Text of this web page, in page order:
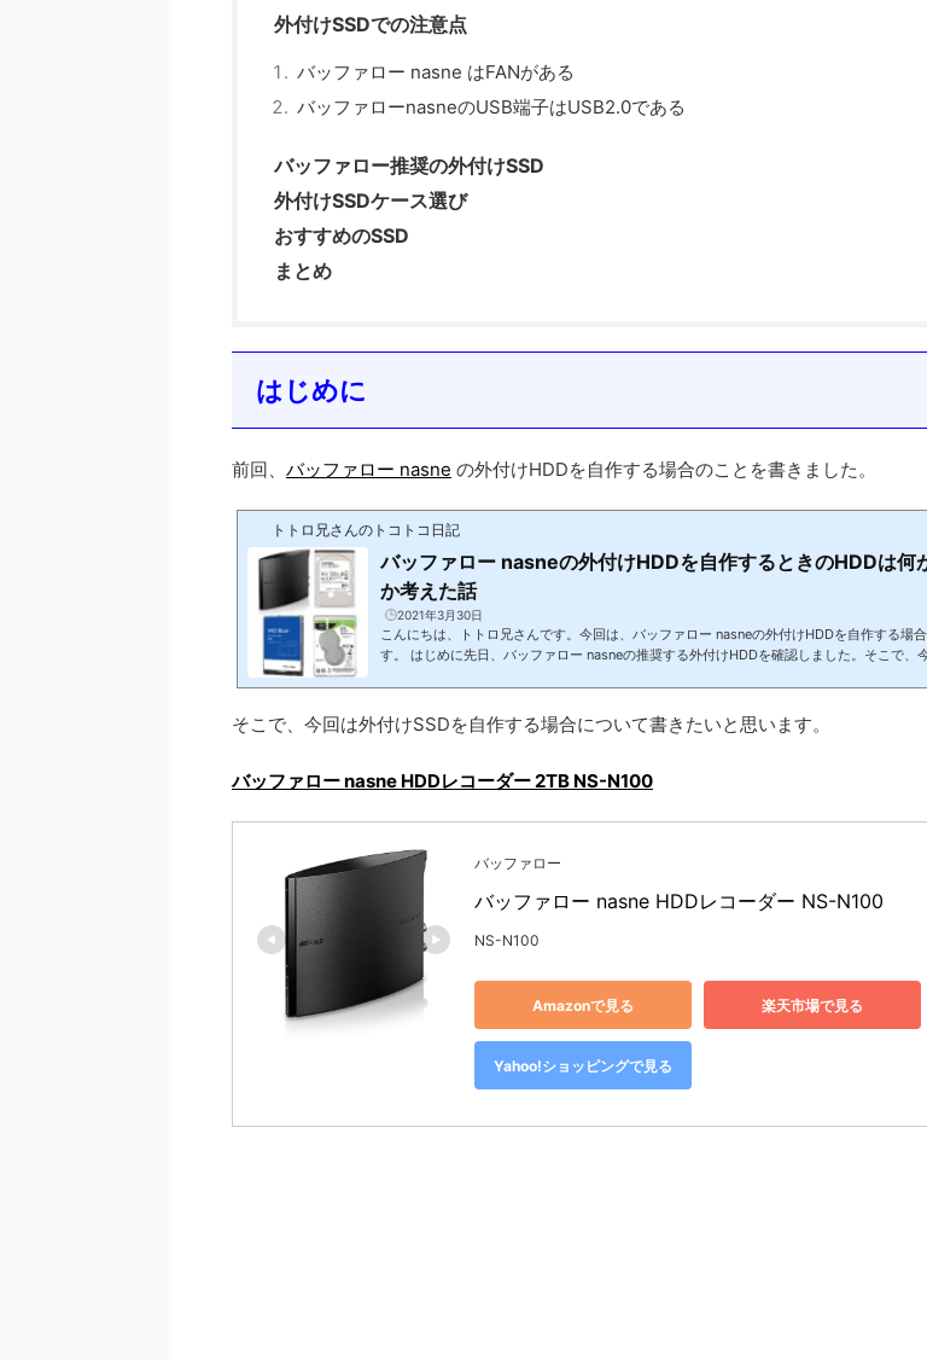
外付けSSDでの注意点
バッファロー nasne はFANがある
バッファローnasneのUSB端子はUSB2.0である
バッファロー推奨の外付けSSD
外付けSSDケース選び
おすすめのSSD
まとめ
はじめに
前回、 バッファロー nasne の外付けHDDを自作する場合のことを書きました。
トトロ兄さんのトコトコ日記
バッファロー nasneの外付けHDDを自作するときのHDDは何
か考えた話
2021年3月30日
こんにちは、トトロ兄さんです。今回は、バッファロー nasneの外付けHDDを自作する場
す。 はじめに先日、バッファロー nasneの推奨する外付けHDDを確認しました。そこで、
わる方もおられるでしょう。そこで、今回は、バッファロー nasneの外付けHDDを自作する
Dは何がよいのか？考えて見たいと思います。バッフ...
そこで、今回は外付けSSDを自作する場合について書きたいと思います。
バッファロー nasne HDDレコーダー 2TB NS-N100
バッファロー
バッファロー nasne HDDレコーダー NS-N100
NS-N100
Amazonで見る 楽天市場で見る
Yahoo!ショッピングで見る